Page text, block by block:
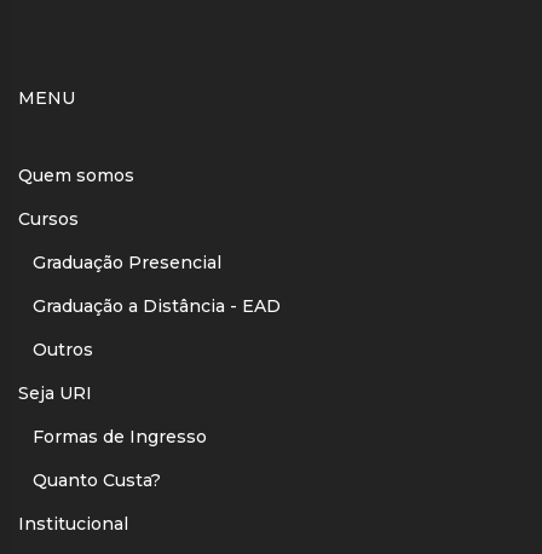
MENU
Quem somos
Cursos
Graduação Presencial
Graduação a Distância - EAD
Outros
Seja URI
Formas de Ingresso
Quanto Custa?
Institucional